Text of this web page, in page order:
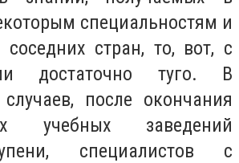
специальностям и
стран, то, вот, с
достаточно туго. В
после окончания
учебных заведений
специалистов с